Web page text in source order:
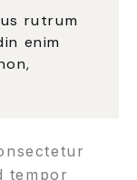
rutrum
enim
tempor